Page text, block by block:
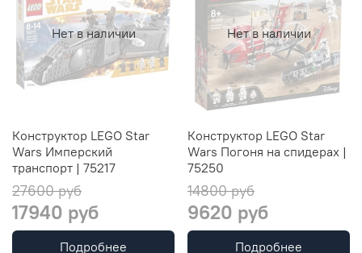
Нет в наличии
Конструктор LEGO Star
Wars Имперский
транспорт | 75217
27600 руб
17940 руб
Подробнее
Нет в наличии
Конструктор LEGO Star
Wars Погоня на спидерах |
75250
14800 руб
9620 руб
Подробнее